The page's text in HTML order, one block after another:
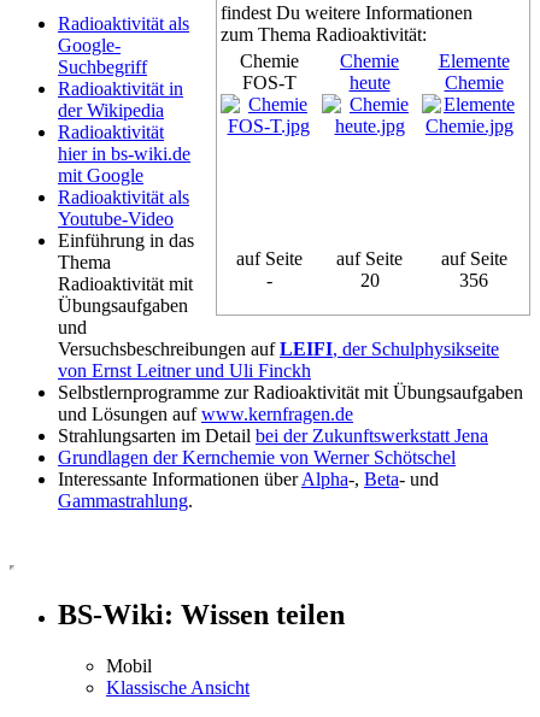
findest Du weitere Informationen
zum Thema Radioaktivität:
Chemie
FOS-T
auf Seite
-
Chemie
heute
auf Seite
20
Elemente
Chemie
auf Seite
356
Radioaktivität als
Google-
Suchbegriff
Radioaktivität in
der Wikipedia
Radioaktivität
hier in bs-wiki.de
mit Google
Radioaktivität als
Youtube-Video
Einführung in das
Thema
Radioaktivität mit
Übungsaufgaben
und
Versuchsbeschreibungen aufLEIFI, der Schulphysikseite
von Ernst Leitner und Uli Finckh
Selbstlernprogramme zur Radioaktivität mit Übungsaufgaben
und Lösungen aufwww.kernfragen.de
Strahlungsarten im Detail bei der Zukunftswerkstatt Jena
Grundlagen der Kernchemie von Werner Schötschel
Interessante Informationen überAlpha-, Beta- und
Gammastrahlung.
BS-Wiki: Wissen teilen
Mobil
Klassische Ansicht